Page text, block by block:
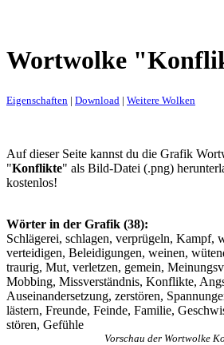
Wortwolke
Eigenschaften | Download | Weitere Wolken
Auf dieser Seite kannst du die Grafik
"Konflikte" als Bild-Datei (.png)
kostenlos!
Wörter in der Grafik (38):
Schlägerei, schlagen, verprügeln, Kampf,
verteidigen, Beleidigungen, weinen,
traurig, Mut, verletzen, gemein,
Mobbing, Missverständnis, Konflikte,
Auseinandersetzung, zerstören,
lästern, Freunde, Feinde, Familie,
stören, Gefühle
Vorschau der Wortwolke